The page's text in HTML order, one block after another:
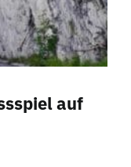
auf